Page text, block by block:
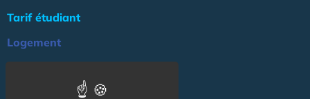
Tarif étudiant
Logement